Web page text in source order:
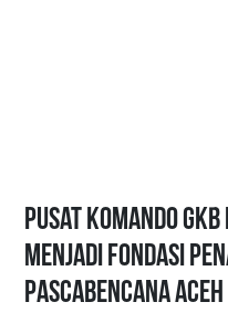
Pusat Komando
Menjadi Fondasi
Pascabencana Aceh